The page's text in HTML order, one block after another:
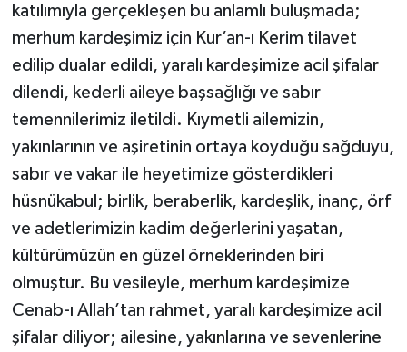
katılımıyla gerçekleşen bu anlamlı buluşmada;
merhum kardeşimiz için Kur’an-ı Kerim tilavet
edilip dualar edildi, yaralı kardeşimize acil şifalar
dilendi, kederli aileye başsağlığı ve sabır
temennilerimiz iletildi. Kıymetli ailemizin,
yakınlarının ve aşiretinin ortaya koyduğu sağduyu,
sabır ve vakar ile heyetimize gösterdikleri
hüsnükabul; birlik, beraberlik, kardeşlik, inanç, örf
ve adetlerimizin kadim değerlerini yaşatan,
kültürümüzün en güzel örneklerinden biri
olmuştur. Bu vesileyle, merhum kardeşimize
Cenab-ı Allah’tan rahmet, yaralı kardeşimize acil
şifalar diliyor; ailesine, yakınlarına ve sevenlerine